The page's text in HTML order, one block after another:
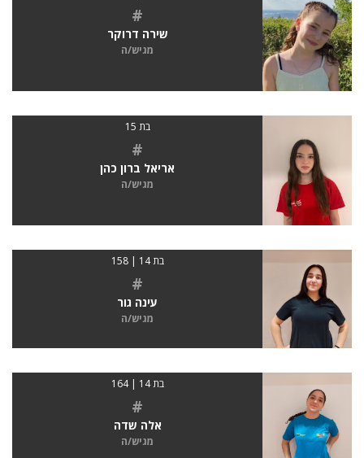
#
שירה דרוקר
מגיש/ה
בת 15
#
אריאל ברון כהן
מגיש/ה
בת 14 | 158
#
עינה גור
מגיש/ה
בת 14 | 164
#
אלה שדה
מגיש/ה